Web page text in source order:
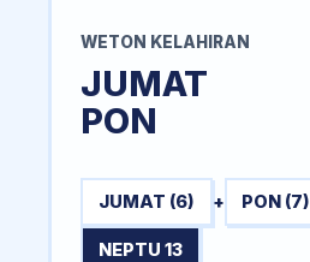
WETON KELAHIRAN
JUMAT
PON
JUMAT (6) + PON (7)
NEPTU 13